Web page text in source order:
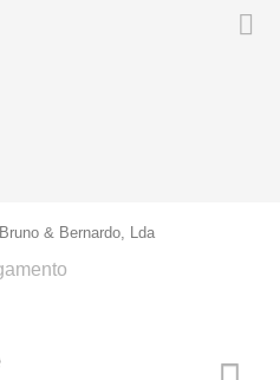

& Bernardo, Lda